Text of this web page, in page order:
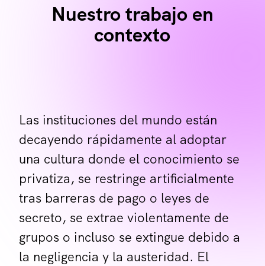
Nuestro trabajo en
contexto
Las instituciones del mundo están
decayendo rápidamente al adoptar
una cultura donde el conocimiento se
privatiza, se restringe artificialmente
tras barreras de pago o leyes de
secreto, se extrae violentamente de
grupos o incluso se extingue debido a
la negligencia y la austeridad. El